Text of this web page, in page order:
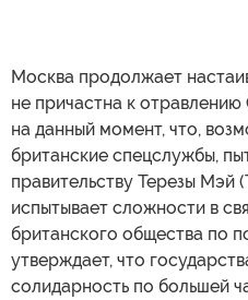
Москва продолжает
не причастна к отравлению
на данный момент, что,
британские спецслужбы,
правительству Терезы Мэй
испытывает сложности в
британского общества по
утверждает, что
солидарность по большей